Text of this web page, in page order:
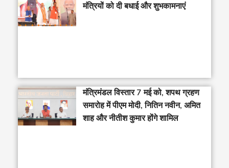
मंत्रियों को दी बधाई और शुभकामनाएं
मंत्रिमंडल विस्तार 7 मई को, शपथ ग्रहण
समारोह में पीएम मोदी, नितिन नवीन, अमित
शाह और नीतीश कुमार होंगे शामिल